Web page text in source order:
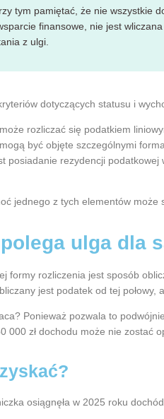
tym pamiętać, że nie wszystkie
finansowe, nie jest
z ulgi.
dotyczących statusu i
rozliczać się podatkiem
być objęte szczególnymi
posiadanie rezydencji
jednego z tych elementów może
ulga dla
formy rozliczenia jest sposób
jest podatek od tej
Ponieważ pozwala to
000 zł dochodu może nie zostać
osiągnęła w 2025 roku